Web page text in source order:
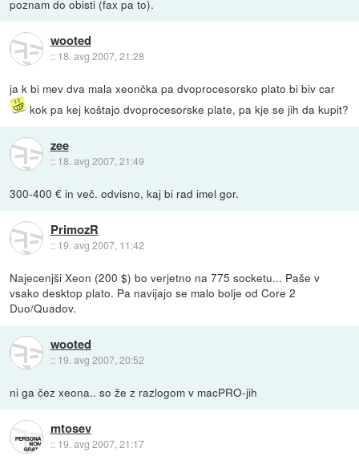
poznam do obisti (fax pa to).
wooted
:: 18. avg 2007, 21:28
ja k bi mev dva mala xeončka pa dvoprocesorsko plato bi biv car
kok pa kej koštajo dvoprocesorske plate, pa kje se jih da kupit?
zee
:: 18. avg 2007, 21:49
300-400 € in več. odvisno, kaj bi rad imel gor.
PrimozR
:: 19. avg 2007, 11:42
Najecenjši Xeon (200 $) bo verjetno na 775 socketu... Paše v
vsako desktop plato. Pa navijajo se malo bolje od Core 2
Duo/Quadov.
wooted
:: 19. avg 2007, 20:52
ni ga čez xeona.. so že z razlogom v macPRO-jih
mtosev
:: 19. avg 2007, 21:17